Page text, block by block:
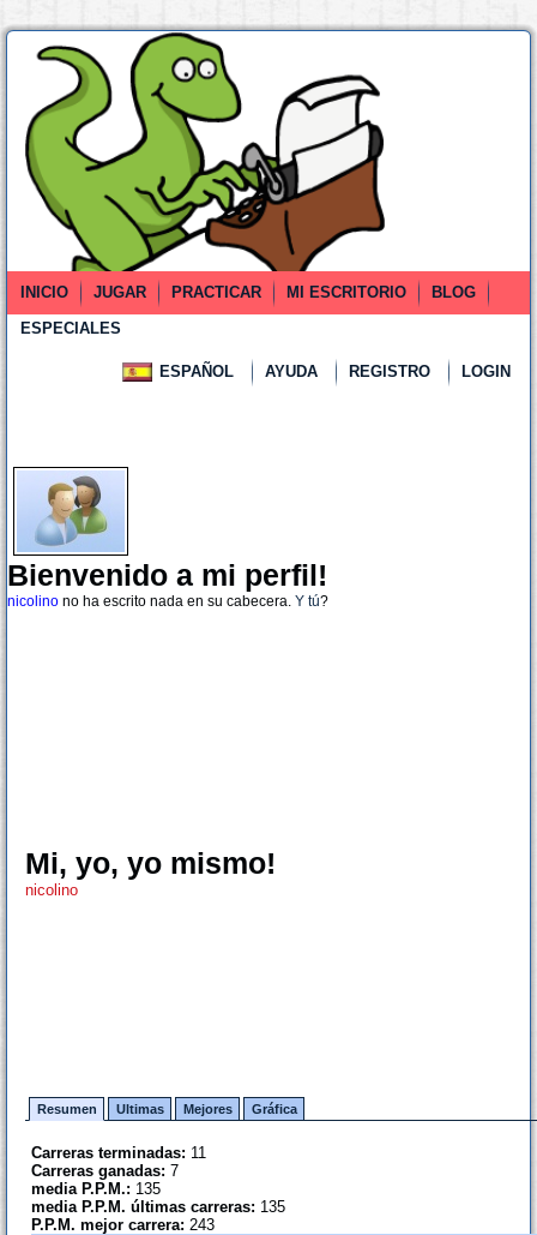
INICIO JUGAR PRACTICAR MI ESCRITORIO
BLOG
ESPECIALES
ESPAÑOL AYUDA REGISTRO LOGIN
Bienvenido a mi perfil!
nicolino no ha escrito nada en su cabecera. Y tú?
Mi, yo, yo mismo!
nicolino
Resumen Ultimas Mejores Gráfica
Carreras terminadas: 11
Carreras ganadas: 7
media P.P.M.: 135
media P.P.M. últimas carreras: 135
P.P.M. mejor carrera: 243